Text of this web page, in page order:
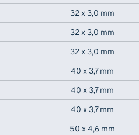
32 x 3,0 mm
32 x 3,0 mm
32 x 3,0 mm
40 x 3,7 mm
40 x 3,7 mm
40 x 3,7 mm
50 x 4,6 mm